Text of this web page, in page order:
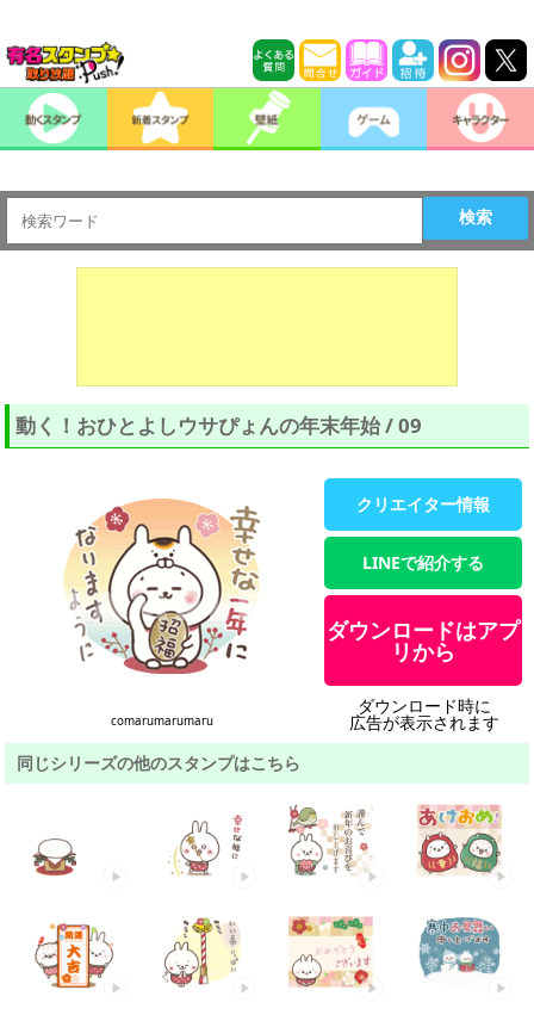
検索
動く！おひとよしウサぴょんの年末年始 / 09
comarumarumaru
クリエイター情報
LINEで紹介する
ダウンロードはアプ
リから
ダウンロード時に
広告が表示されます
同じシリーズの他のスタンプはこちら